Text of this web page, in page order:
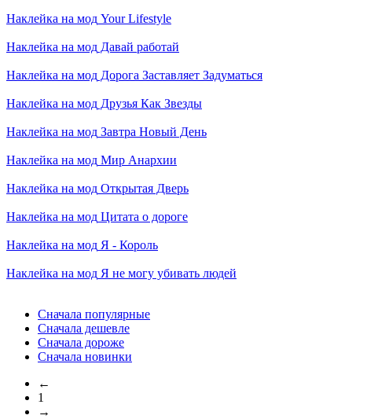
Наклейка на мод Your Lifestyle
Наклейка на мод Давай работай
Наклейка на мод Дорога Заставляет Задуматься
Наклейка на мод Друзья Как Звезды
Наклейка на мод Завтра Новый День
Наклейка на мод Мир Анархии
Наклейка на мод Открытая Дверь
Наклейка на мод Цитата о дороге
Наклейка на мод Я - Король
Наклейка на мод Я не могу убивать людей
Сначала популярные
Сначала дешевле
Сначала дороже
Сначала новинки
←
1
→